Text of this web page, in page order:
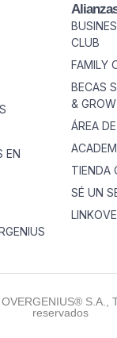
EN
CLUB
FAMILY
BECAS
& GROW
ÁREA
TIENDA
SÉ UN
S.A.,
reservados